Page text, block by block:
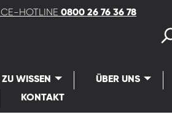
HOTLINE 0800 26 76 36 78
WISSEN ÜBER UNS
KONTAKT